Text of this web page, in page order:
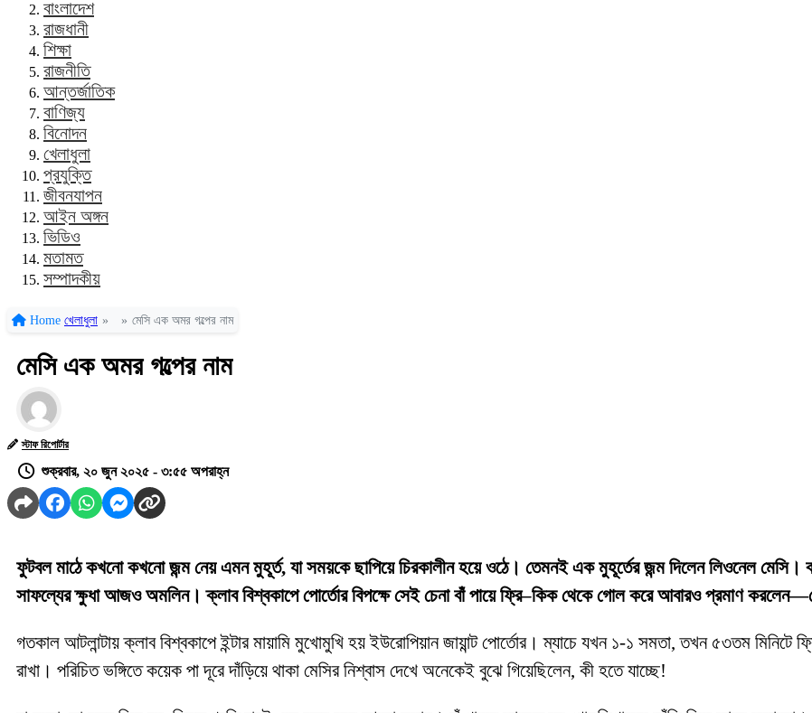
বাংলাদেশ
রাজধানী
শিক্ষা
রাজনীতি
আন্তর্জাতিক
বাণিজ্য
বিনোদন
খেলাধুলা
প্রযুক্তি
জীবনযাপন
আইন অঙ্গন
ভিডিও
মতামত
সম্পাদকীয়
Home খেলাধুলা » » মেসি এক অমর গল্পের নাম
মেসি এক অমর গল্পের নাম
স্টাফ রিপোর্টার
শুক্রবার, ২০ জুন ২০২৫ - ৩:৫৫ অপরাহ্ন
ফুটবল মাঠে কখনো কখনো জন্ম নেয় এমন মুহূর্ত, যা সময়কে ছাপিয়ে চিরকালীন হয়ে ওঠে। তেমনই এক মুহূর্তের জন্ম দিলেন লিওনেল মেসি।
সাফল্যের ক্ষুধা আজও অমলিন। ক্লাব বিশ্বকাপে পোর্তোর বিপক্ষে সেই চেনা বাঁ পায়ে ফ্রি–কিক থেকে গোল করে আবারও প্রমাণ
গতকাল আটলান্টায় ক্লাব বিশ্বকাপে ইন্টার মায়ামি মুখোমুখি হয় ইউরোপিয়ান জায়ান্ট পোর্তোর। ম্যাচে যখন ১-১ সমতা, তখন ৫৩তম মিনিটে
রাখা। পরিচিত ভঙ্গিতে কয়েক পা দূরে দাঁড়িয়ে থাকা মেসির নিশ্বাস দেখে অনেকেই বুঝে গিয়েছিলেন, কী হতে যাচ্ছে!